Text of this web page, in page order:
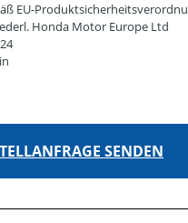
EU-
Honda Motor Europe Ltd
SENDEN